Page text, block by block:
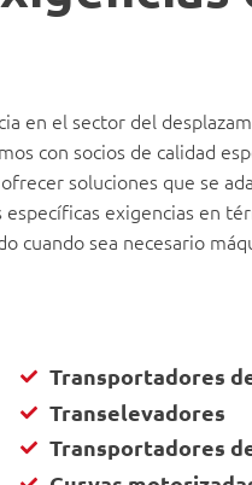
en el sector del
con socios de calidad
soluciones que se
exigencias en
cuando sea necesario
Transportadores
Transelevadores
Transportadores